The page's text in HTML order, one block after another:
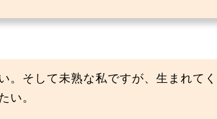
。そして未熟な私ですが、生まれてく
。